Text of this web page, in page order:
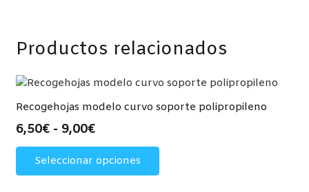
Productos relacionados
Recogehojas modelo curvo soporte polipropileno
6,50€ - 9,00€Rango
de
precios:
desde
Seleccionar opciones